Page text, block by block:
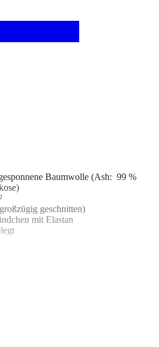
Baumwolle (Ash: 99 %
geschnitten)
mit Elastan